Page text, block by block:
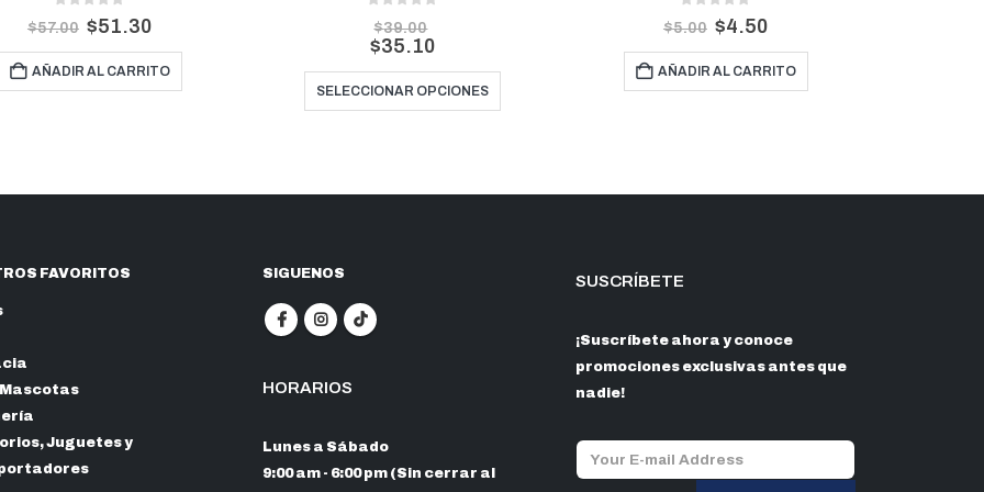
out of 5
$39.00
$35.10
SELECCIONAR OPCIONES
5.00 $4.50
AÑADIR AL CARRITO
out of 5
32.00 $28.80
AÑADIR AL CARRITO
FAVORITOS
Juguetes y
SIGUENOS
HORARIOS
Lunes a Sábado
9:00 am - 6:00 pm (Sin cerrar al
SUSCRÍBETE
¡Suscríbete ahora y conoce
promociones exclusivas antes que
nadie!